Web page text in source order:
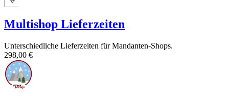
Multishop Lieferzeiten
Unterschiedliche Lieferzeiten für Mandanten-Shops.
298,00 €